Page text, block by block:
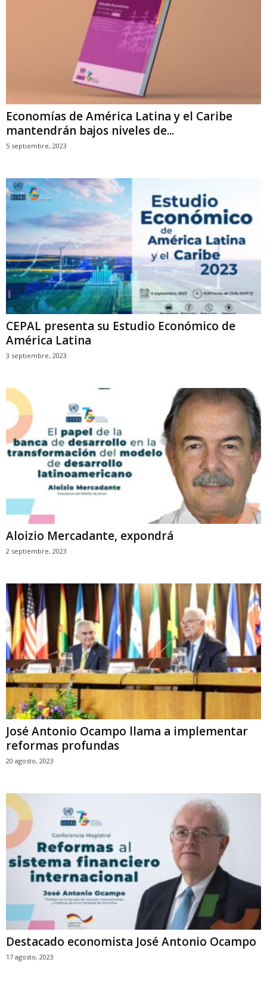
Economías de América Latina y el Caribe
mantendrán bajos niveles de...
5 septiembre, 2023
CEPAL presenta su Estudio Económico de
América Latina
3 septiembre, 2023
Aloizio Mercadante, expondrá
2 septiembre, 2023
José Antonio Ocampo llama a implementar
reformas profundas
20 agosto, 2023
Destacado economista José Antonio Ocampo
17 agosto, 2023